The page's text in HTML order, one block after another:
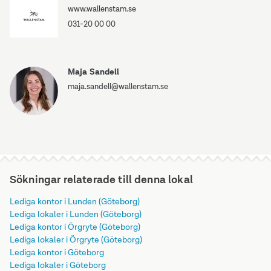
www.wallenstam.se
031-20 00 00
Maja Sandell
maja.sandell@wallenstam.se
Sökningar relaterade till denna lokal
Lediga kontor i Lunden (Göteborg)
Lediga lokaler i Lunden (Göteborg)
Lediga kontor i Örgryte (Göteborg)
Lediga lokaler i Örgryte (Göteborg)
Lediga kontor i Göteborg
Lediga lokaler i Göteborg